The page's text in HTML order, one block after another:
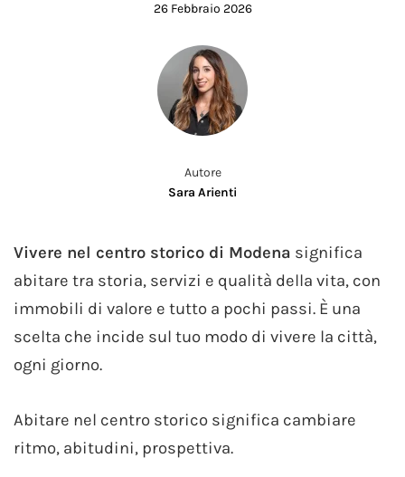
26 Febbraio 2026
Autore
Sara Arienti
Vivere nel centro storico di Modena significa
abitare tra storia, servizi e qualità della vita, con
immobili di valore e tutto a pochi passi. È una
scelta che incide sul tuo modo di vivere la città,
ogni giorno.
Abitare nel centro storico significa cambiare
ritmo, abitudini, prospettiva.